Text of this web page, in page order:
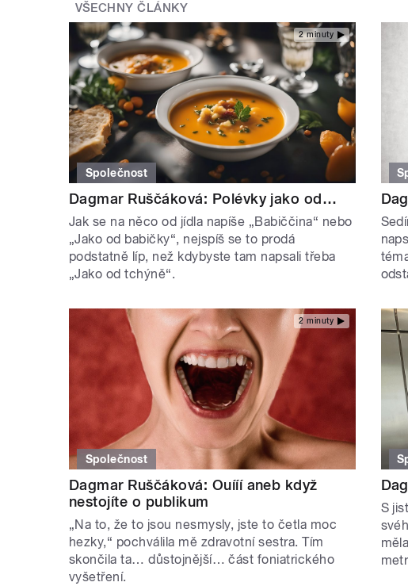
VŠECHNY ČLÁNKY
2 minuty
Společnost
Dagmar Ruščáková: Polévky jako od…
Jak se na něco od jídla napíše „Babiččina“ nebo
„Jako od babičky“, nejspíš se to prodá
podstatně líp, než kdybyste tam napsali třeba
„Jako od tchýně“.
2 minuty
Společnost
Dagmar Ruščáková: Ouííí aneb když
nestojíte o publikum
„Na to, že to jsou nesmysly, jste to četla moc
hezky,“ pochválila mě zdravotní sestra. Tím
skončila ta… důstojnější… část foniatrického
vyšetření.
S